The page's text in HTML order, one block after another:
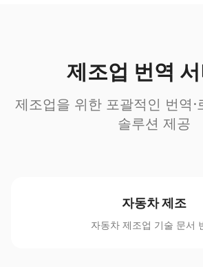
제조업 번역
제조업을 위한 포괄적인 번역·
솔루션 제공
자동차 제조
자동차 제조업 기술 문서